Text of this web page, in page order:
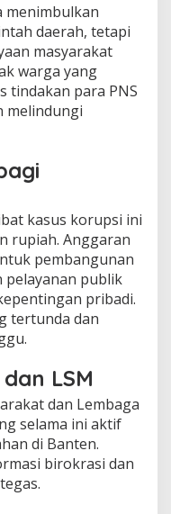
menimbulkan
daerah, tetapi
masyarakat
warga yang
tindakan para PNS
melindungi
kasus korupsi ini
rupiah. Anggaran
pembangunan
publik
pribadi.
tertunda dan
LSM
dan Lembaga
selama ini aktif
di Banten.
birokrasi dan